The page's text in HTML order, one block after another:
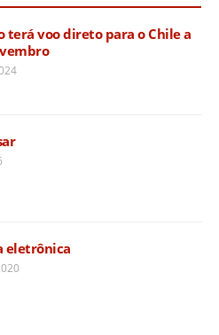
terá voo direto para o Chile a
eletrônica